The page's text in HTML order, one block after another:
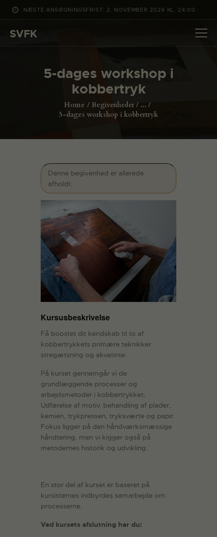
NÆSTE ANSØGNINGSFRIST: 2. NOVEMBER 2026 KL. 24:00
SVFK
5-dages workshop i
kobbertryk
Home Begivenheder
...
5-dages workshop i kobbertryk
DET SKER
PROJEKTER
ANSØG
Denne begivenhed er allerede
afholdt.
Kursusbeskrivelse
Få boostet dit kendskab til to af
kobbertrykkets primære teknikker:
stregætsning og akvatinte.
På kurset gennemgår vi de
grundlæggende processer og
arbejdsmetoder i kobbertrykket;
Udførelse af motiv, behandling af plader,
kemien, trykpressen, tryksværte og papir.
Fokus ligger på den håndværksmæssige
håndtering, men vi kigger også på
metodernes historik og udvikling.
En stor del af kurset er baseret på
kursisternes indbyrdes samarbejde om
processerne.
Ved kursets afslutning har du: